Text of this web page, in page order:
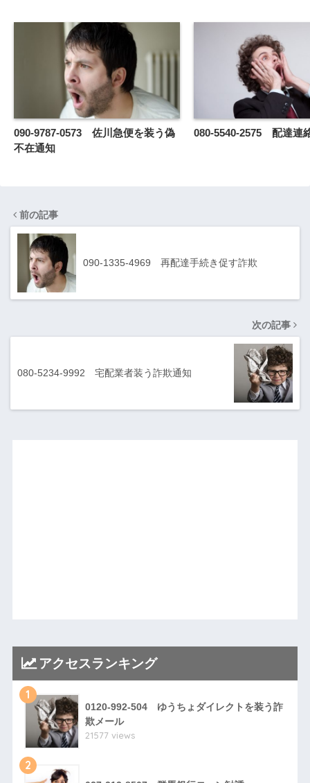
090-9787-0573 佐川急便を装う偽
不在通知
080-5540-2575 配達連
前の記事
090-1335-4969 再配達手続き促す詐欺
次の記事
080-5234-9992 宅配業者装う詐欺通知
アクセスランキング
1
0120-992-504 ゆうちょダイレクトを装う詐
欺メール
21577 views
2